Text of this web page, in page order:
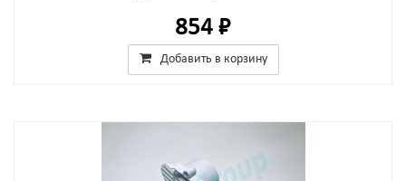
854 ₽
Добавить в корзину